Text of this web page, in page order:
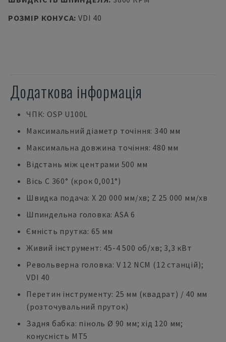
РОЗМІР КОНУСА: VDI 40
Додаткова інформація
ЧПК: OSP U100L
Максимальний діаметр точіння: 340 мм
Максимальна довжина точіння: 480 мм
Відстань між центрами 500 мм
Вісь С 360° (крок 0,001°)
Швидка подача: X 20 000 мм/хв; Z 25 000 мм/хв
Шпиндельна головка: ASA 6
Ємність прутка: 65 мм
Живий інструмент: 45-4 500 об/хв; 3,3 кВт
Револьверна головка: V 12 NCM (12 станцій);
VDI 40
Перетин інструменту: 25 мм (квадрат) / 40 мм
(розточувальний пруток)
Задня бабка: піноль Ø 90 мм; хід 120 мм;
конусність MT5